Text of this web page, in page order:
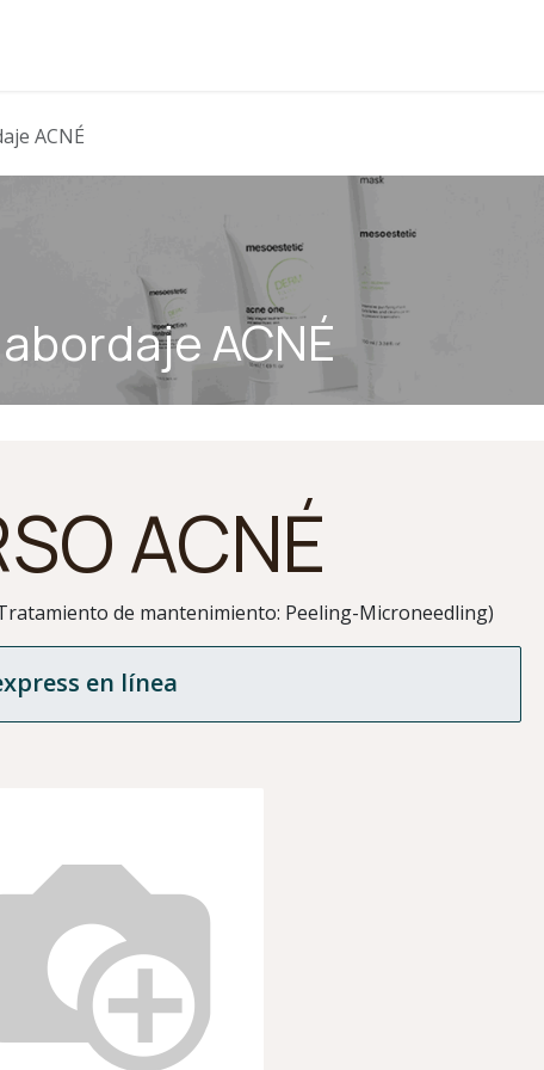
ACNÉ
ACNÉ
ACNÉ
de mantenimiento: Peeling-Microneedling)
en línea